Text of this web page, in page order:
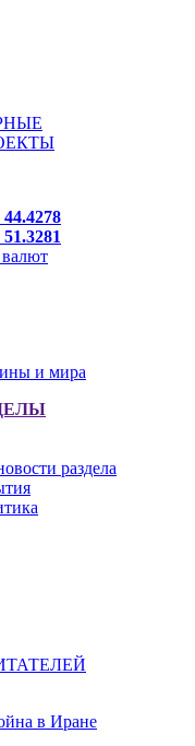
44.4278
51.3281
раздела
в Иране